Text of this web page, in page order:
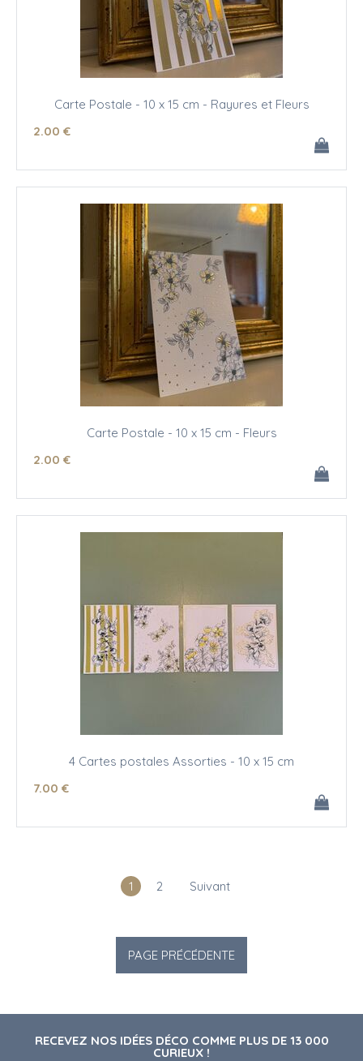
Carte Postale - 10 x 15 cm - Rayures et Fleurs
2.00 €
Carte Postale - 10 x 15 cm - Fleurs
2.00 €
4 Cartes postales Assorties - 10 x 15 cm
7.00 €
1 2 Suivant
RECEVEZ NOS IDÉES DÉCO COMME PLUS DE 13 000
CURIEUX !